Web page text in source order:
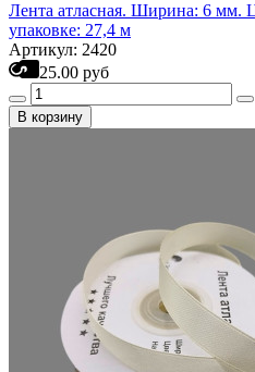
Лента атласная. Ширина: 6 мм.
упаковке: 27,4 м
Артикул: 2420
25.00 руб
В корзину